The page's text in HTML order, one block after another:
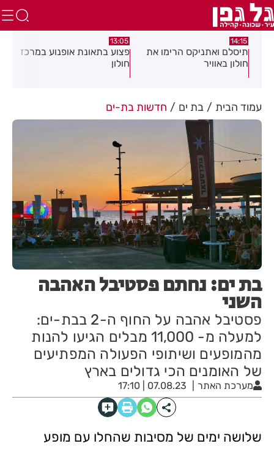
14:15
תיסלם ואתניקס הרימו את
חולון באוויר
13:05
פצוע בתאונת אופנוע במרכז
חולון
עמוד הבית בת ים חדשות בת-ים
בת ים: נחתם פסטיבל האהבה
השני
פסטיבל אהבה על החוף ה-2 בבת-ים:
למעלה מ- 11,000 מבלים הגיעו להנות
מהמופעים ושיתופי הפעולה המפתיעים
של האומנים הכי גדולים בארץ
מערכת האתר 07.08.23 | 17:10
שלושה ימים של מסיבות שהחלו עם מופע